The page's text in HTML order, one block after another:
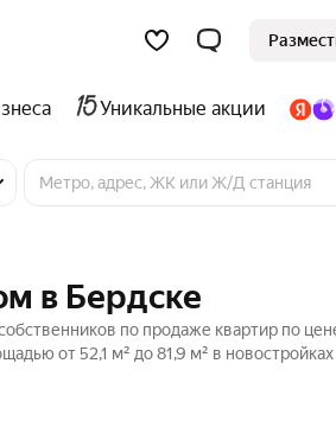
Уникальные акции
в Бердске
по продаже квартир по
от 52,1 м² до 81,9 м² в новостройках